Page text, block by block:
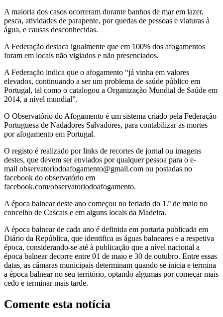
A maioria dos casos ocorreram durante banhos de mar em lazer,
pesca, atividades de parapente, por quedas de pessoas e viaturas à
água, e causas desconhecidas.
A Federação destaca igualmente que em 100% dos afogamentos
foram em locais não vigiados e não presenciados.
A Federação indica que o afogamento “já vinha em valores
elevados, continuando a ser um problema de saúde público em
Portugal, tal como o catalogou a Organização Mundial de Saúde em
2014, a nível mundial”.
O Observatório do Afogamento é um sistema criado pela Federação
Portuguesa de Nadadores Salvadores, para contabilizar as mortes
por afogamento em Portugal.
O registo é realizado por links de recortes de jornal ou imagens
destes, que devem ser enviados por qualquer pessoa para o e-
mail observatoriodoafogamento@gmail.com ou postadas no
facebook do observatório em
facebook.com/observatoriodoafogamento.
A época balnear deste ano começou no feriado do 1.º de maio no
concelho de Cascais e em alguns locais da Madeira.
A época balnear de cada ano é definida em portaria publicada em
Diário da República, que identifica as águas balneares e a respetiva
época, considerando-se até à publicação que a nível nacional a
época balnear decorre entre 01 de maio e 30 de outubro. Entre essas
datas, as câmaras municipais determinam quando se inicia e termina
a época balnear no seu território, optando algumas por começar mais
cedo e terminar mais tarde.
Comente esta notícia